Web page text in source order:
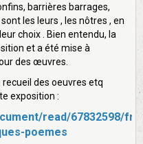
barrières barrages,
les leurs , les nôtres , en
choix . Bien entendu, la
et a été mise à
des œuvres.
des oeuvres etq
exposition :
read/67832598/
poemes